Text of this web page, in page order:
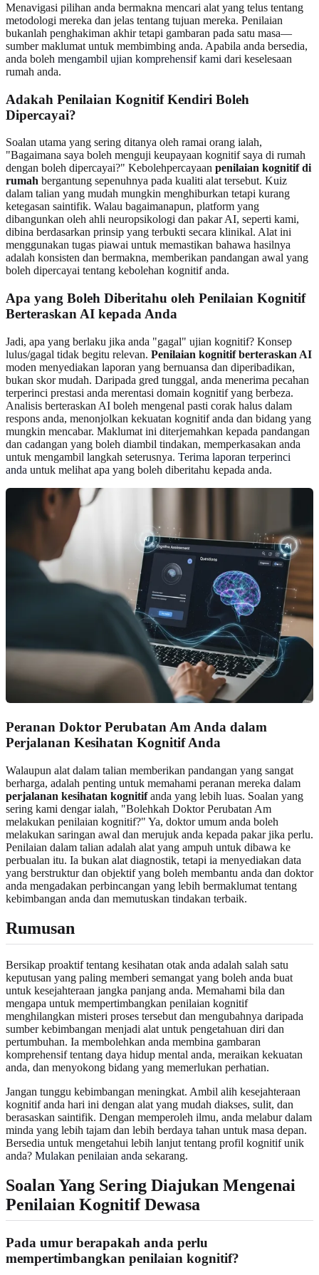
Menavigasi pilihan anda bermakna mencari alat yang telus tentang
metodologi mereka dan jelas tentang tujuan mereka. Penilaian
bukanlah penghakiman akhir tetapi gambaran pada satu masa—
sumber maklumat untuk membimbing anda. Apabila anda bersedia,
anda boleh mengambil ujian komprehensif kami dari keselesaan
rumah anda.
Adakah Penilaian Kognitif Kendiri Boleh
Dipercayai?
Soalan utama yang sering ditanya oleh ramai orang ialah,
"Bagaimana saya boleh menguji keupayaan kognitif saya di rumah
dengan boleh dipercayai?" Kebolehpercayaan penilaian kognitif di
rumah bergantung sepenuhnya pada kualiti alat tersebut. Kuiz
dalam talian yang mudah mungkin menghiburkan tetapi kurang
ketegasan saintifik. Walau bagaimanapun, platform yang
dibangunkan oleh ahli neuropsikologi dan pakar AI, seperti kami,
dibina berdasarkan prinsip yang terbukti secara klinikal. Alat ini
menggunakan tugas piawai untuk memastikan bahawa hasilnya
adalah konsisten dan bermakna, memberikan pandangan awal yang
boleh dipercayai tentang kebolehan kognitif anda.
Apa yang Boleh Diberitahu oleh Penilaian Kognitif
Berteraskan AI kepada Anda
Jadi, apa yang berlaku jika anda "gagal" ujian kognitif? Konsep
lulus/gagal tidak begitu relevan. Penilaian kognitif berteraskan AI
moden menyediakan laporan yang bernuansa dan diperibadikan,
bukan skor mudah. Daripada gred tunggal, anda menerima pecahan
terperinci prestasi anda merentasi domain kognitif yang berbeza.
Analisis berteraskan AI boleh mengenal pasti corak halus dalam
respons anda, menonjolkan kekuatan kognitif anda dan bidang yang
mungkin mencabar. Maklumat ini diterjemahkan kepada pandangan
dan cadangan yang boleh diambil tindakan, memperkasakan anda
untuk mengambil langkah seterusnya. Terima laporan terperinci
anda untuk melihat apa yang boleh diberitahu kepada anda.
Peranan Doktor Perubatan Am Anda dalam
Perjalanan Kesihatan Kognitif Anda
Walaupun alat dalam talian memberikan pandangan yang sangat
berharga, adalah penting untuk memahami peranan mereka dalam
perjalanan kesihatan kognitifanda yang lebih luas. Soalan yang
sering kami dengar ialah, "Bolehkah Doktor Perubatan Am
melakukan penilaian kognitif?" Ya, doktor umum anda boleh
melakukan saringan awal dan merujuk anda kepada pakar jika perlu.
Penilaian dalam talian adalah alat yang ampuh untuk dibawa ke
perbualan itu. Ia bukan alat diagnostik, tetapi ia menyediakan data
yang berstruktur dan objektif yang boleh membantu anda dan doktor
anda mengadakan perbincangan yang lebih bermaklumat tentang
kebimbangan anda dan memutuskan tindakan terbaik.
Rumusan
Bersikap proaktif tentang kesihatan otak anda adalah salah satu
keputusan yang paling memberi semangat yang boleh anda buat
untuk kesejahteraan jangka panjang anda. Memahami bila dan
mengapa untuk mempertimbangkan penilaian kognitif
menghilangkan misteri proses tersebut dan mengubahnya daripada
sumber kebimbangan menjadi alat untuk pengetahuan diri dan
pertumbuhan. Ia membolehkan anda membina gambaran
komprehensif tentang daya hidup mental anda, meraikan kekuatan
anda, dan menyokong bidang yang memerlukan perhatian.
Jangan tunggu kebimbangan meningkat. Ambil alih kesejahteraan
kognitif anda hari ini dengan alat yang mudah diakses, sulit, dan
berasaskan saintifik. Dengan memperoleh ilmu, anda melabur dalam
minda yang lebih tajam dan lebih berdaya tahan untuk masa depan.
Bersedia untuk mengetahui lebih lanjut tentang profil kognitif unik
anda? Mulakan penilaian anda sekarang.
Soalan Yang Sering Diajukan Mengenai
Penilaian Kognitif Dewasa
Pada umur berapakah anda perlu
mempertimbangkan penilaian kognitif?